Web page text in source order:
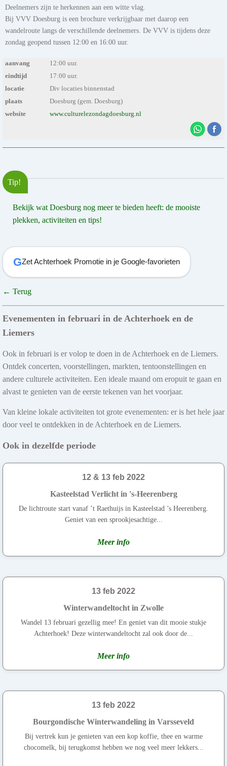
Deelnemers zijn te herkennen aan een witte vlag.
Bij VVV Doesburg is een brochure verkrijgbaar met daarop een
wandelroute langs de verschillende deelnemers. De VVV is tijdens deze
zondag geopend tussen 12:00 en 16:00 uur.
aanvang
12:00 uur.
eindtijd
17:00 uur.
locatie
Div locaties binnenstad
plaats
Doesburg (gem. Doesburg)
website
www.culturelezondagdoesburg.nl
Tip!
Bekijk wat Doesburg nog meer te bieden heeft: de mooiste
plekken, activiteiten en tips!
GZet Achterhoek Promotie in je Google-favorieten
← Terug
Evenementen in februari in de Achterhoek en de
Liemers
Ook in februari is er volop te doen in de Achterhoek en de Liemers.
Ontdek concerten, voorstellingen, markten, tentoonstellingen en
andere culturele activiteiten. Een ideale maand om eropuit te gaan en
alvast te genieten van de eerste tekenen van het voorjaar.
Van kleine lokale activiteiten tot grote evenementen: er is het hele jaar
door veel te ontdekken in de Achterhoek en de Liemers.
Ook in dezelfde periode
12 & 13 feb 2022
Kasteelstad Verlicht in 's-Heerenberg
De lichtroute start vanaf ’t Raethuijs in Kasteelstad ’s Heerenberg.
Geniet van een sprookjesachtige...
Meer info
13 feb 2022
Winterwandeltocht in Zwolle
Wandel 13 februari gezellig mee! En geniet van dit mooie stukje
Achterhoek! Deze winterwandeltocht zal ook door de...
Meer info
13 feb 2022
Bourgondische Winterwandeling in Varsseveld
Bij vertrek kun je genieten van een kop koffie, thee en warme
chocomelk, bij terugkomst hebben we nog veel meer lekkers...